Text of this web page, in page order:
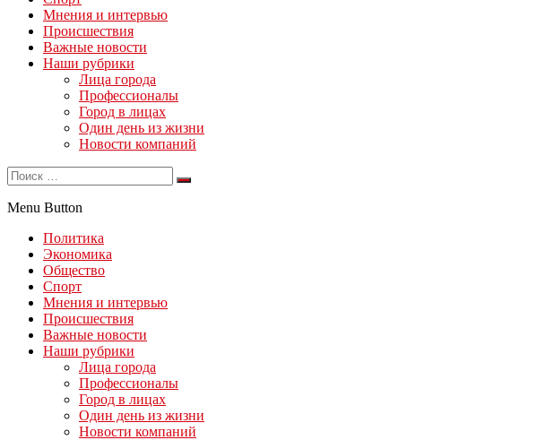
Мнения и интервью
Происшествия
Важные новости
Наши рубрики
Лица города
Профессионалы
Город в лицах
Один день из жизни
Новости компаний
Menu Button
Политика
Экономика
Общество
Спорт
Мнения и интервью
Происшествия
Важные новости
Наши рубрики
Лица города
Профессионалы
Город в лицах
Один день из жизни
Новости компаний